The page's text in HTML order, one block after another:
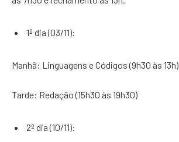
1º dia (03/11):
Manhã: Linguagens e Códigos (9h30 às 13h)
Tarde: Redação (15h30 às 19h30)
2º dia (10/11):